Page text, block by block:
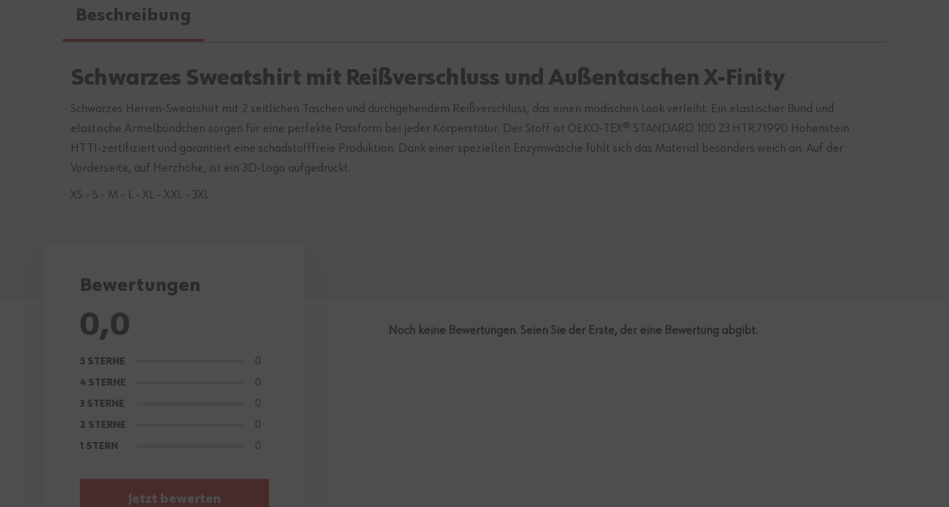
Beschreibung
Schwarzes Sweatshirt mit Reißverschluss und Außentaschen X-Finity
Schwarzes Herren-Sweatshirt mit 2 seitlichen Taschen und durchgehendem Reißverschluss, das einen modischen Look verleiht. Ein elastischer Bund und
elastische Ärmelbündchen sorgen für eine perfekte Passform bei jeder Körperstatur. Der Stoff ist OEKO-TEX® STANDARD 100 23.HTR.71990 Hohenstein
HTTI-zertifiziert und garantiert eine schadstofffreie Produktion. Dank einer speziellen Enzymwäsche fühlt sich das Material besonders weich an. Auf der
Vorderseite, auf Herzhöhe, ist ein 3D-Logo aufgedruckt.
XS - S - M - L - XL - XXL - 3XL
Bewertungen
0,0
5 STERNE 0
4 STERNE 0
3 STERNE 0
2 STERNE 0
1 STERN 0
Jetzt bewerten
Noch keine Bewertungen. Seien Sie der Erste, der eine Bewertung abgibt.